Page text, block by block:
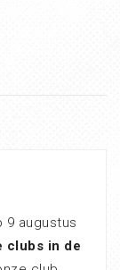
augustus
clubs in de